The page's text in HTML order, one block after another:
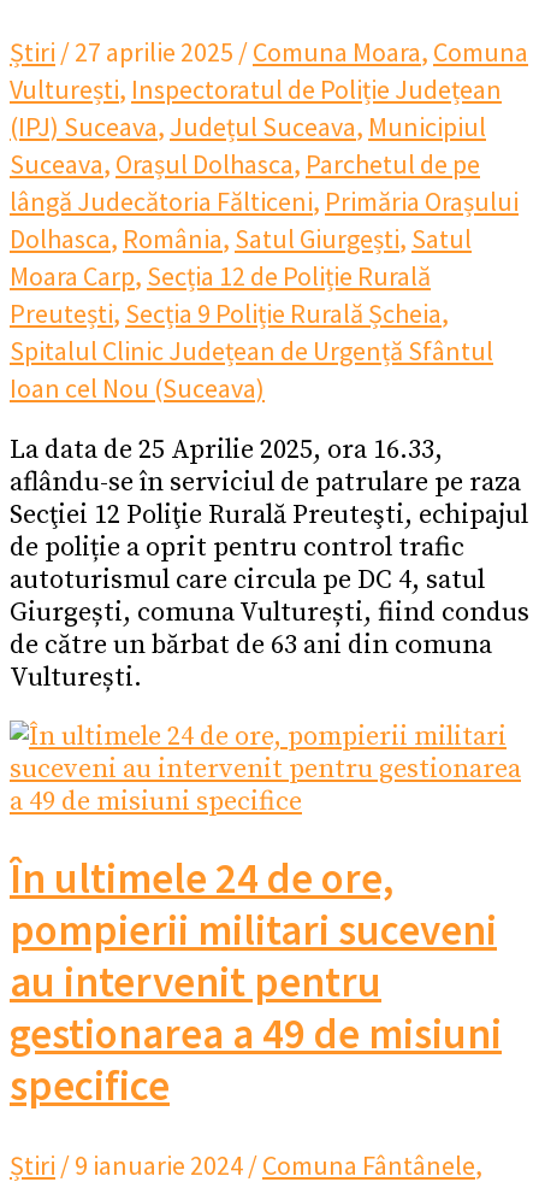
Știri /27 aprilie 2025 /Comuna Moara, Comuna
Vulturești, Inspectoratul de Poliție Județean
(IPJ) Suceava, Județul Suceava, Municipiul
Suceava, Orașul Dolhasca, Parchetul de pe
lângă Judecătoria Fălticeni, Primăria Orașului
Dolhasca, România, Satul Giurgești, Satul
Moara Carp, Secția 12 de Poliție Rurală
Preutești, Secția 9 Poliție Rurală Șcheia,
Spitalul Clinic Județean de Urgență Sfântul
Ioan cel Nou (Suceava)
La data de 25 Aprilie 2025, ora 16.33,
aflându-se în serviciul de patrulare pe raza
Secţiei 12 Poliţie Rurală Preuteşti, echipajul
de poliție a oprit pentru control trafic
autoturismul care circula pe DC 4, satul
Giurgești, comuna Vulturești, fiind condus
de către un bărbat de 63 ani din comuna
Vulturești.
În ultimele 24 de ore,
pompierii militari suceveni
au intervenit pentru
gestionarea a 49 de misiuni
specifice
Știri /9 ianuarie 2024/Comuna Fântânele,